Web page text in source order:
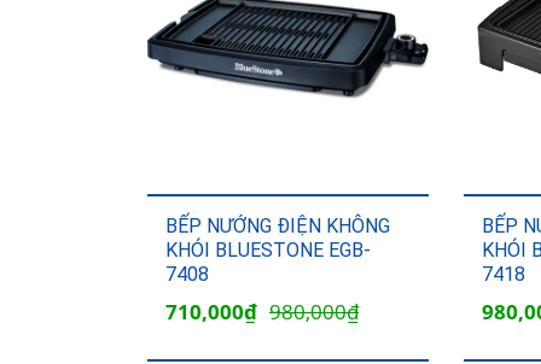
BẾP NƯỚNG ĐIỆN KHÔNG
KHÓI BLUESTONE EGB-
7408
980,000₫
Giá
710,000₫ Giá
BẾP
KHÓI
7418
Giá